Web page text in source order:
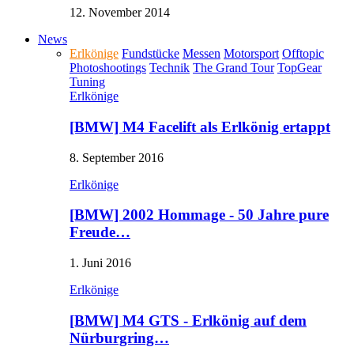
12. November 2014
News
Erlkönige Fundstücke Messen Motorsport Offtopic
Photoshootings Technik The Grand Tour TopGear
Tuning
Erlkönige
[BMW] M4 Facelift als Erlkönig ertappt
8. September 2016
Erlkönige
[BMW] 2002 Hommage - 50 Jahre pure
Freude…
1. Juni 2016
Erlkönige
[BMW] M4 GTS - Erlkönig auf dem
Nürburgring…